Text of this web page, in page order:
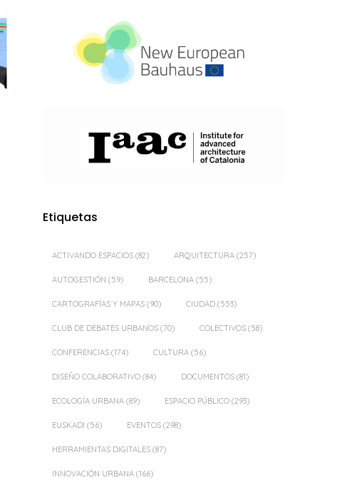
Etiquetas
ACTIVANDO ESPACIOS (82) ARQUITECTURA (257)
AUTOGESTIÓN (59) BARCELONA (55)
CARTOGRAFÍAS Y MAPAS (90) CIUDAD (553)
CLUB DE DEBATES URBANOS (70) COLECTIVOS (58)
CONFERENCIAS (174) CULTURA (56)
DISEÑO COLABORATIVO (84) DOCUMENTOS (81)
ECOLOGÍA URBANA (89) ESPACIO PÚBLICO (293)
EUSKADI (56) EVENTOS (298)
HERRAMIENTAS DIGITALES (87)
INNOVACIÓN URBANA (166)